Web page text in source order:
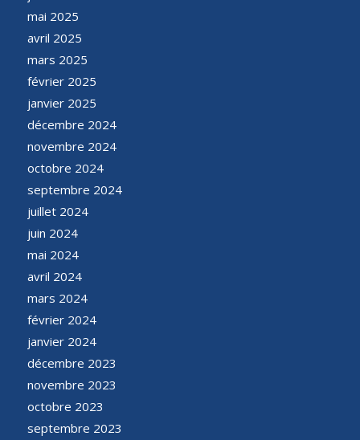
mai 2025
avril 2025
mars 2025
février 2025
janvier 2025
décembre 2024
novembre 2024
octobre 2024
septembre 2024
juillet 2024
juin 2024
mai 2024
avril 2024
mars 2024
février 2024
janvier 2024
décembre 2023
novembre 2023
octobre 2023
septembre 2023